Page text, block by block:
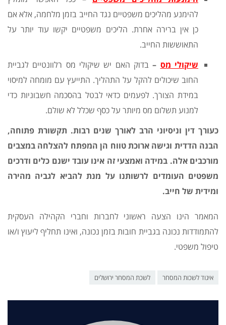
להימנע מהליכים משפטיים נגד החייב בזמן מלחמה, אלא אם
כן אין ברירה אחרת. הליכים משפטיים יקשו עוד יותר על
התאוששות החייב.
שיקולי מס –בדוק האם יש שיקולי מס רלוונטיים לגביית
החוב שיכולים להקל על התהליך. התייעץ עם מומחה למיסוי
במידת הצורך. לפעמים כדאי לבטל בהסכמה חשבוניות כדי
למנוע תשלום מס מיותר על כסף שכלל לא שולם.
כעורך דין וניסיוני הרב לאורך שנים רבות. תקשורת פתוחה,
הבנה הדדית וגישה ארוכת טווח הן המפתח להצלחה במצבים
מורכבים אלה. במידה ואמצעי זה אינו עובד ישנם כלים ודרכים
משפטים העומדים לרשותנו על מנת להביא לגביה מהירה
ומידית של חייב.
המאמר הינו הצעה ראשוני לחברות וחברי הקהילה העסקית
להתמודדות נכונה בגביית חובות בזמן נכונה, ואינו תחליף ליעוץ ו/או
טיפול משפטי.
איגוד לשכות המסחר לשכת המסחר ירושלים